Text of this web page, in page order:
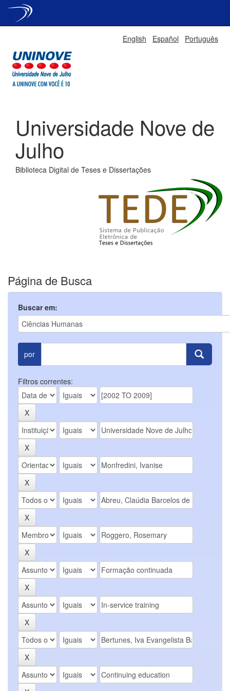
English Español Português
Universidade Nove de
Julho
Biblioteca Digital de Teses e Dissertações
Página de Busca
Buscar em:
por
Filtros correntes: